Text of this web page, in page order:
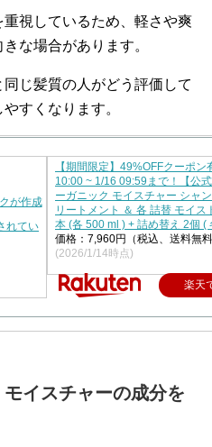
視しているため、軽さや爽
な場合があります。
じ髪質の人がどう評価して
すくなります。
【期間限定】49%OFFクーポン
10:00 ~ 1/16 09:59まで！【公
ーガニック モイスチャー シャ
リートメント ＆ 各 詰替 モイス
本 (各 500 ml ) + 詰め替え 2個 (
価格：7,960円（税込、送料無
(2026/1/14時点)
楽天
イスチャーの成分を